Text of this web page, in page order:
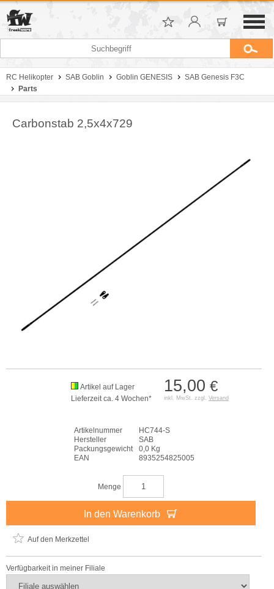
RC Helikopter SAB Goblin Goblin GENESIS
SAB Genesis F3C
Parts
Carbonstab 2,5x4x729
15,00 €
inkl. MwSt. zzgl. Versand
Artikel auf Lager
Lieferzeit ca. 4 Wochen*
Artikelnummer
HC744-S
Hersteller
SAB
Packungsgewicht
0,0 Kg
EAN
8935254825005
Menge
In den Warenkorb
Auf den Merkzettel
Verfügbarkeit in meiner Filiale